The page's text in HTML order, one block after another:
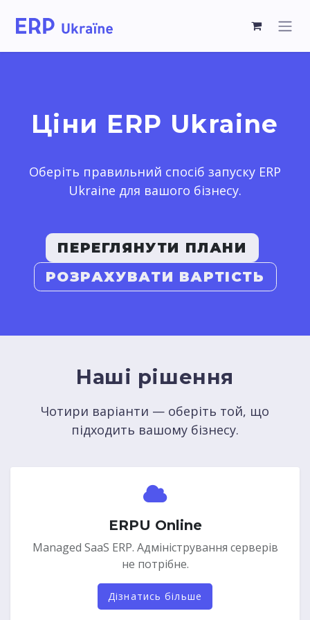
Ціни ERP Ukraine
Оберіть правильний спосіб запуску ERP
Ukraine для вашого бізнесу.
ПЕРЕГЛЯНУТИ ПЛАНИ
РОЗРАХУВАТИ ВАРТІСТЬ
Наші рішення
Чотири варіанти — оберіть той, що
підходить вашому бізнесу.
ERPU Online
Managed SaaS ERP. Адміністрування серверів
не потрібне.
Дізнатись більше